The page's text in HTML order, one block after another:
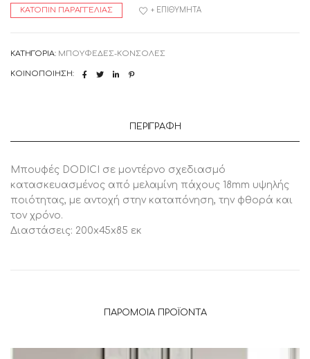
ΚΑΤΌΠΙΝ ΠΑΡΑΓΓΕΛΊΑΣ + ΕΠΙΘΥΜΗΤΆ
ΚΑΤΗΓΟΡΊΑ: ΜΠΟΥΦΕΔΕΣ-ΚΟΝΣΟΛΕΣ
ΚΟΙΝΟΠΟΊΗΣΗ:
ΠΕΡΙΓΡΑΦΉ
Μπουφές DODICI σε μοντέρνο σχεδιασμό
κατασκευασμένος από μελαμίνη πάχους 18mm υψηλής
ποιότητας, με αντοχή στην καταπόνηση, την φθορά και
τον χρόνο.
Διαστάσεις: 200x45x85 εκ
ΠΑΡΌΜΟΙΑ ΠΡΟΪΌΝΤΑ